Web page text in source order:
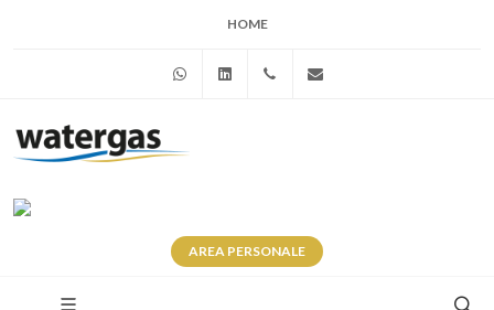
HOME
WhatsAppLinkedin+39 345 281 0246
AREA PERSONALE